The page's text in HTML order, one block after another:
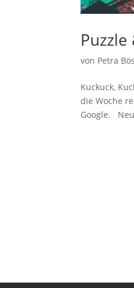
Puzzle
von Petra
Kuckuck,
die Woche
Google.